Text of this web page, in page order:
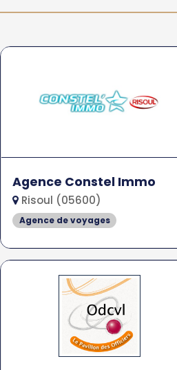
Agence Constel Immo
Risoul (05600)
Agence de voyages